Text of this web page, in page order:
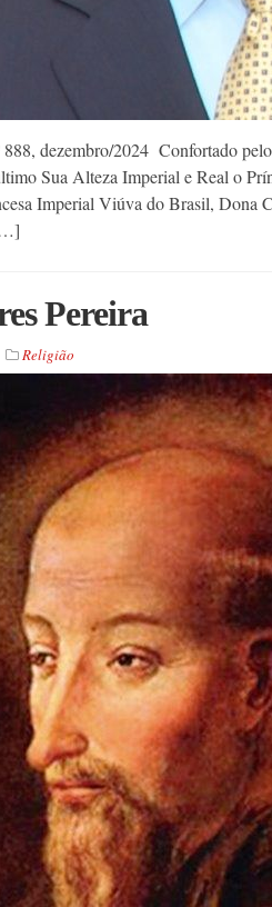
dezembro/2024 Confortado
Sua Alteza Imperial e Real o
Imperial Viúva do Brasil, Dona
Pereira
Religião